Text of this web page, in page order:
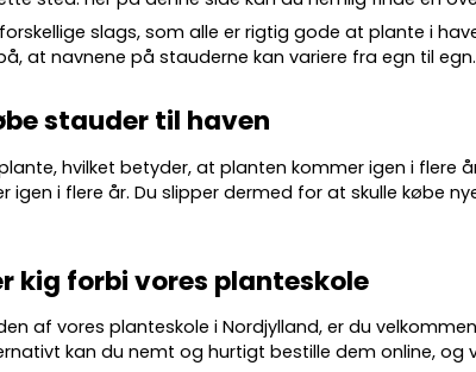
slags, som alle er rigtig gode at plante i
at navnene på stauderne kan variere fra egn til egn.
stauder til haven
hvilket betyder, at planten kommer igen i flere
igen i flere år. Du slipper dermed for at skulle købe
kig forbi vores planteskole
af vores planteskole i Nordjylland, er du
kan du nemt og hurtigt bestille dem online, og